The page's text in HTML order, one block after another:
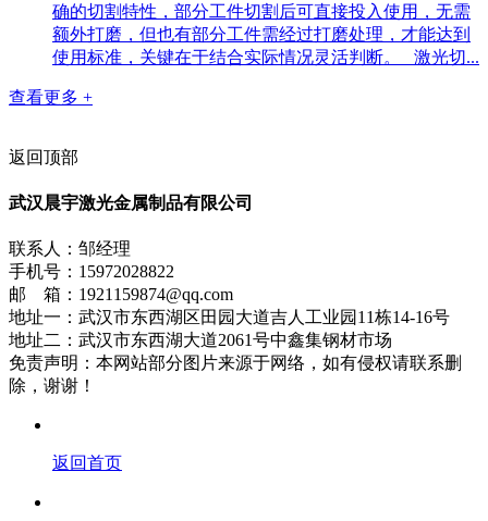
确的切割特性，部分工件切割后可直接投入使用，无需
额外打磨，但也有部分工件需经过打磨处理，才能达到
使用标准，关键在于结合实际情况灵活判断。 激光切...
查看更多 +
返回顶部
武汉晨宇激光金属制品有限公司
联系人：邹经理
手机号：15972028822
邮 箱：1921159874@qq.com
地址一：武汉市东西湖区田园大道吉人工业园11栋14-16号
地址二：武汉市东西湖大道2061号中鑫集钢材市场
免责声明：本网站部分图片来源于网络，如有侵权请联系删
除，谢谢！
返回首页